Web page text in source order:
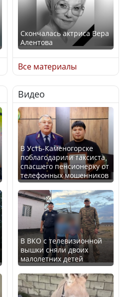
Скончалась актриса Вера
Алентова
В РФ вынесен заочный
приговор по уголовному
делу об убийстве Игоря
Талькова
В России введены
дополнительные
ограничения для
казахстанских прав
Трамп официально
вступил в должность
президента США
Все материалы
Видео
В Усть-Каменогорске
поблагодарили таксиста,
спасшего пенсионерку от
телефонных мошенников
В ВКО с телевизионной
вышки сняли двоих
малолетних детей